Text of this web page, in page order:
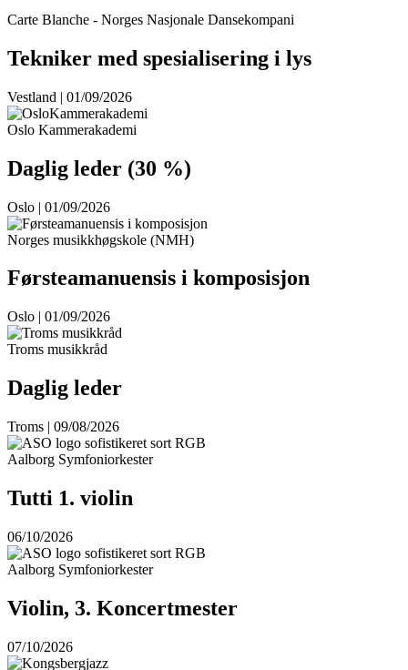
Carte Blanche - Norges Nasjonale Dansekompani
Tekniker med spesialisering i lys
Vestland | 01/09/2026
Oslo Kammerakademi
Daglig leder (30 %)
Oslo | 01/09/2026
Norges musikkhøgskole (NMH)
Førsteamanuensis i komposisjon
Oslo | 01/09/2026
Troms musikkråd
Daglig leder
Troms | 09/08/2026
Aalborg Symfoniorkester
Tutti 1. violin
06/10/2026
Aalborg Symfoniorkester
Violin, 3. Koncertmester
07/10/2026